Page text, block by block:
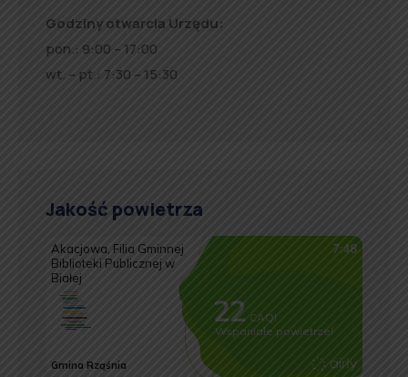
Godziny otwarcia Urzędu:
pon.: 9:00 – 17:00
wt. – pt.: 7:30 – 15:30
Jakość powietrza